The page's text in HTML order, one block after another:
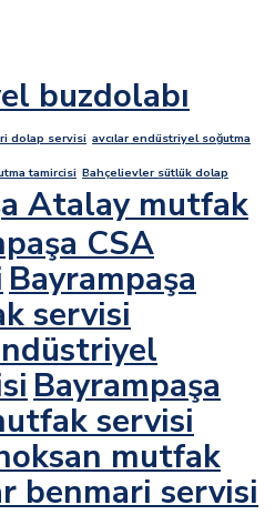
buzdolabı
dolap servisi avcılar endüstriyel soğutma
tamircisi Bahçelievler sütlük dolap
Atalay mutfak
CSA
Bayrampaşa
servisi
Bayrampaşa
servisi
mutfak
benmari servisi